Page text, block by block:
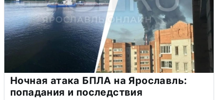
Ночная атака БПЛА на Ярославль:
попадания и последствия